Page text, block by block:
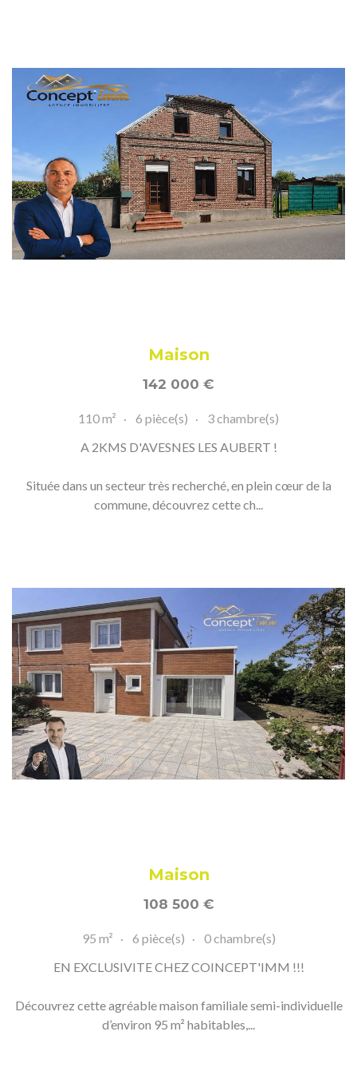
Maison
142 000 €
110 m² 6 pièce(s)
3 chambre(s)
A 2KMS D'AVESNES LES AUBERT !
Située dans un secteur très recherché, en plein cœur de la
commune, découvrez cette ch...
Maison
108 500 €
95 m² 6 pièce(s)
0 chambre(s)
EN EXCLUSIVITE CHEZ COINCEPT'IMM !!!
Découvrez cette agréable maison familiale semi-individuelle
d’environ 95 m² habitables,...